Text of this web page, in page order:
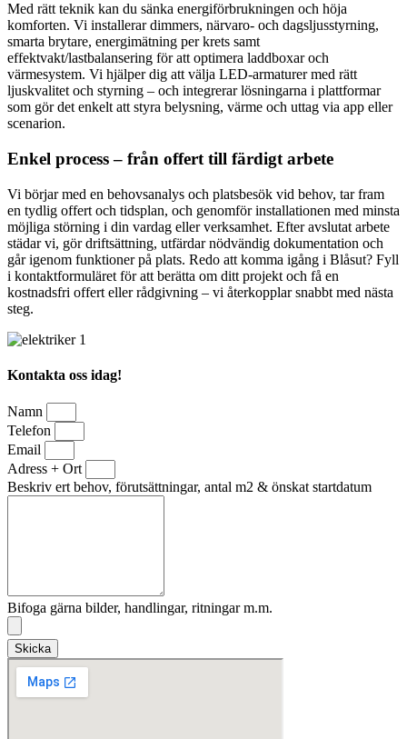
Med rätt teknik kan du sänka energiförbrukningen och höja
komforten. Vi installerar dimmers, närvaro- och dagsljusstyrning,
smarta brytare, energimätning per krets samt
effektvakt/lastbalansering för att optimera laddboxar och
värmesystem. Vi hjälper dig att välja LED-armaturer med rätt
ljuskvalitet och styrning – och integrerar lösningarna i plattformar
som gör det enkelt att styra belysning, värme och uttag via app eller
scenarion.
Enkel process – från offert till färdigt arbete
Vi börjar med en behovsanalys och platsbesök vid behov, tar fram
en tydlig offert och tidsplan, och genomför installationen med minsta
möjliga störning i din vardag eller verksamhet. Efter avslutat arbete
städar vi, gör driftsättning, utfärdar nödvändig dokumentation och
går igenom funktioner på plats. Redo att komma igång i Blåsut? Fyll
i kontaktformuläret för att berätta om ditt projekt och få en
kostnadsfri offert eller rådgivning – vi återkopplar snabbt med nästa
steg.
Kontakta oss idag!
Namn
Telefon
Email
Adress + Ort
Beskriv ert behov, förutsättningar, antal m2 & önskat startdatum
Bifoga gärna bilder, handlingar, ritningar m.m.
Skicka